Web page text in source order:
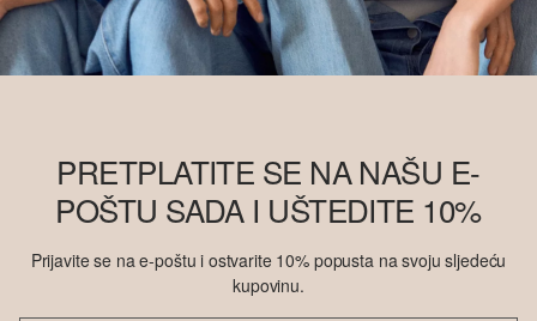
PRETPLATITE SE NA NAŠU E-
POŠTU SADA I UŠTEDITE 10%
Prijavite se na e-poštu i ostvarite 10% popusta na svoju sljedeću
kupovinu.